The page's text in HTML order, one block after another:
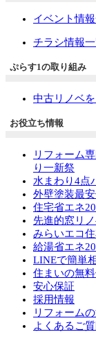
イベント情
チラシ情報
ぷらす1の取り組み
中古リノベ
お役立ち情報
リフォーム
り一新祭
水まわり4点
外壁塗装最
住宅省エネ
先進的窓リ
みらいエコ
給湯省エネ
LINEで簡単
住まいの無
安心保証
採用情報
リフォーム
よくあるご